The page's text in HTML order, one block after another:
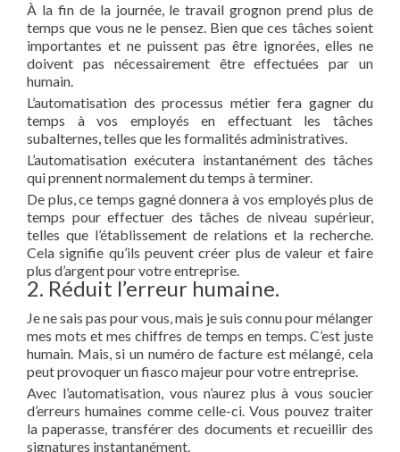
À la fin de la journée, le travail grognon prend plus de
temps que vous ne le pensez. Bien que ces tâches soient
importantes et ne puissent pas être ignorées, elles ne
doivent pas nécessairement être effectuées par un
humain.
L’automatisation des processus métier fera gagner du
temps à vos employés en effectuant les tâches
subalternes, telles que les formalités administratives.
L’automatisation exécutera instantanément des tâches
qui prennent normalement du temps à terminer.
De plus, ce temps gagné donnera à vos employés plus de
temps pour effectuer des tâches de niveau supérieur,
telles que l’établissement de relations et la recherche.
Cela signifie qu’ils peuvent créer plus de valeur et faire
plus d’argent pour votre entreprise.
2. Réduit l’erreur humaine.
Je ne sais pas pour vous, mais je suis connu pour mélanger
mes mots et mes chiffres de temps en temps. C’est juste
humain. Mais, si un numéro de facture est mélangé, cela
peut provoquer un fiasco majeur pour votre entreprise.
Avec l’automatisation, vous n’aurez plus à vous soucier
d’erreurs humaines comme celle-ci. Vous pouvez traiter
la paperasse, transférer des documents et recueillir des
signatures instantanément.